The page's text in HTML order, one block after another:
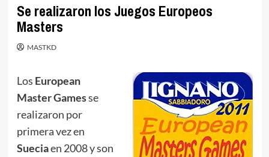
Se realizaron los Juegos Europeos
Masters
MASTKD
Los European
Master Gamesse
realizaron por
primera vez en
Sueciaen 2008 y son